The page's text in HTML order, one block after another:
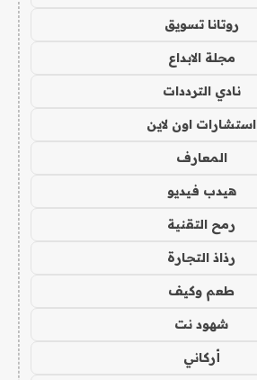
روتانا تسويق
مجلة الابداع
نادي الترددات
استشارات اون لاين
المعارف
هيدب فيديو
رمح التقنية
رذاذ التجارة
طعم وكيف
شهود نت
أركاني